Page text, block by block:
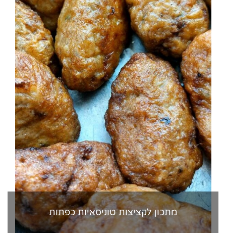
מתכון לקציצות טוניסאיות כפתות